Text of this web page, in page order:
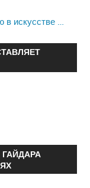
в искусстве …